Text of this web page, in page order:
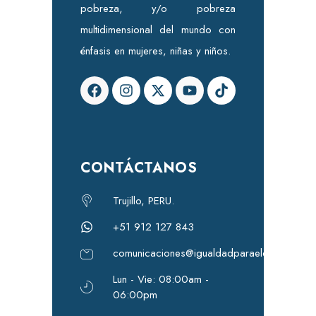
pobreza, y/o pobreza
multidimensional del mundo con
énfasis en mujeres, niñas y niños.
CONTÁCTANOS
Trujillo, PERU.
+51 912 127 843
Lun - Vie: 08:00am -
06:00pm